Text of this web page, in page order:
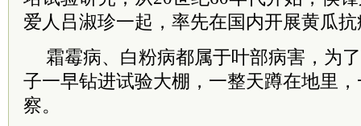
爱人吕淑珍一起，率先在国内开展黄瓜
霜霉病、白粉病都属于叶部病害，为
子一早钻进试验大棚，一整天蹲在地里
察。